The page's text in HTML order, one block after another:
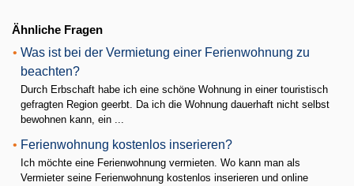
Ähnliche Fragen
• Was ist bei der Vermietung einer Ferienwohnung zu
beachten?
Durch Erbschaft habe ich eine schöne Wohnung in einer touristisch
gefragten Region geerbt. Da ich die Wohnung dauerhaft nicht selbst
bewohnen kann, ein ...
• Ferienwohnung kostenlos inserieren?
Ich möchte eine Ferienwohnung vermieten. Wo kann man als
Vermieter seine Ferienwohnung kostenlos inserieren und online